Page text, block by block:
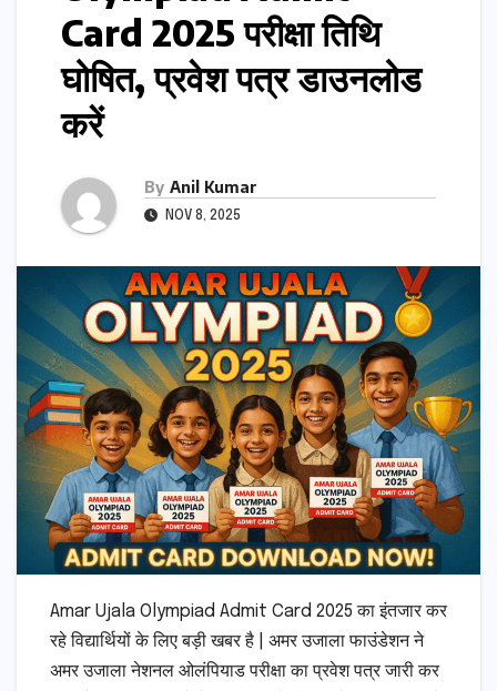
Card 2025 परीक्षा तिथि
घोषित, प्रवेश पत्र डाउनलोड
करें
By Anil Kumar
NOV 8, 2025
Amar Ujala Olympiad Admit Card 2025 का इंतजार कर
रहे विद्यार्थियों के लिए बड़ी खबर है | अमर उजाला फाउंडेशन ने
अमर उजाला नेशनल ओलंपियाड परीक्षा का प्रवेश पत्र जारी कर